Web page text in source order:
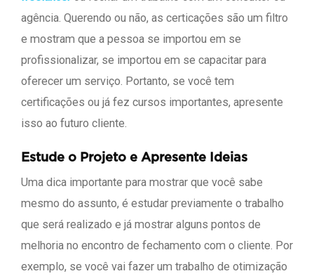
agência. Querendo ou não, as certicações são um filtro
e mostram que a pessoa se importou em se
profissionalizar, se importou em se capacitar para
oferecer um serviço. Portanto, se você tem
certificações ou já fez cursos importantes, apresente
isso ao futuro cliente.
Estude o Projeto e Apresente Ideias
Uma dica importante para mostrar que você sabe
mesmo do assunto, é estudar previamente o trabalho
que será realizado e já mostrar alguns pontos de
melhoria no encontro de fechamento com o cliente. Por
exemplo, se você vai fazer um trabalho de otimização